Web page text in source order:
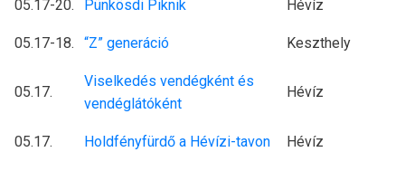
05.17-20. Pünkösdi Piknik Hévíz
05.17-18. “Z” generáció Keszthely
05.17.
Viselkedés vendégként és
vendéglátóként
Hévíz
05.17. Holdfényfürdő a Hévízi-tavon Hévíz